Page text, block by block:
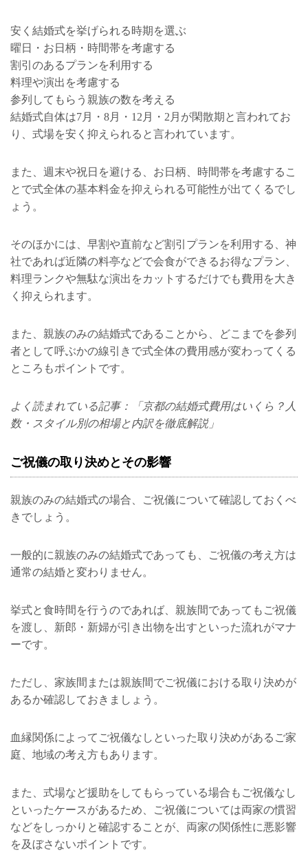
安く結婚式を挙げられる時期を選ぶ
曜日・お日柄・時間帯を考慮する
割引のあるプランを利用する
料理や演出を考慮する
参列してもらう親族の数を考える
結婚式自体は7月・8月・12月・2月が閑散期と言われてお
り、式場を安く抑えられると言われています。
また、週末や祝日を避ける、お日柄、時間帯を考慮するこ
とで式全体の基本料金を抑えられる可能性が出てくるでし
ょう。
そのほかには、早割や直前など割引プランを利用する、神
社であれば近隣の料亭などで会食ができるお得なプラン、
料理ランクや無駄な演出をカットするだけでも費用を大き
く抑えられます。
また、親族のみの結婚式であることから、どこまでを参列
者として呼ぶかの線引きで式全体の費用感が変わってくる
ところもポイントです。
よく読まれている記事：「京都の結婚式費用はいくら？人
数・スタイル別の相場と内訳を徹底解説」
ご祝儀の取り決めとその影響
親族のみの結婚式の場合、ご祝儀について確認しておくべ
きでしょう。
一般的に親族のみの結婚式であっても、ご祝儀の考え方は
通常の結婚と変わりません。
挙式と食時間を行うのであれば、親族間であってもご祝儀
を渡し、新郎・新婦が引き出物を出すといった流れがマナ
ーです。
ただし、家族間または親族間でご祝儀における取り決めが
あるか確認しておきましょう。
血縁関係によってご祝儀なしといった取り決めがあるご家
庭、地域の考え方もあります。
また、式場など援助をしてもらっている場合もご祝儀なし
といったケースがあるため、ご祝儀については両家の慣習
などをしっかりと確認することが、両家の関係性に悪影響
を及ぼさないポイントです。